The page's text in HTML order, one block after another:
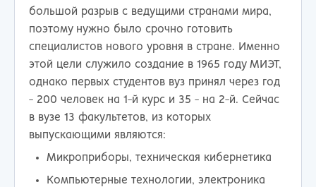
большой разрыв с ведущими странами мира,
поэтому нужно было срочно готовить
специалистов нового уровня в стране. Именно
этой цели служило создание в 1965 году МИЭТ,
однако первых студентов вуз принял через год
- 200 человек на 1-й курс и 35 - на 2-й. Сейчас
в вузе 13 факультетов, из которых
выпускающими являются:
Микроприборы, техническая кибернетика
Компьютерные технологии, электроника